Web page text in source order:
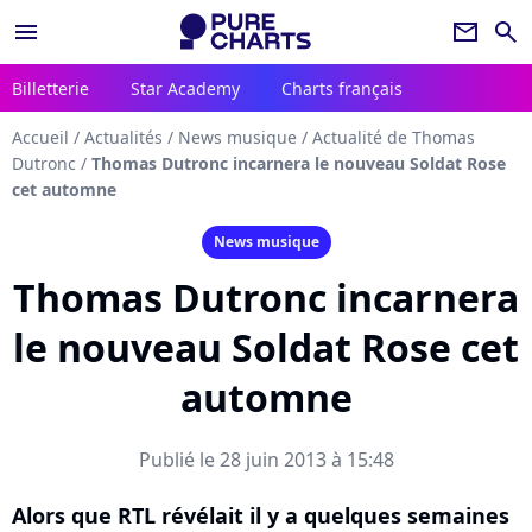
menu newsletter search
Billetterie Star Academy Charts français
Accueil / Actualités / News musique / Actualité de Thomas
Dutronc / Thomas Dutronc incarnera le nouveau Soldat Rose
cet automne
News musique
Thomas Dutronc incarnera
le nouveau Soldat Rose cet
automne
Publié le 28 juin 2013 à 15:48
Alors que RTL révélait il y a quelques semaines